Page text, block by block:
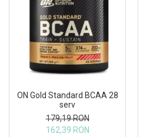
ON Gold Standard BCAA 28
serv
179,19 RON
162,39 RON